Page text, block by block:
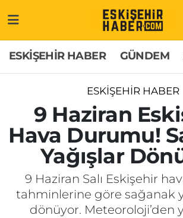
ESKİŞEHİR HABER GÜNDEM
ESKİŞEHİR HABER
9 Haziran
Hava Durumu!
Yağışlar
9 Haziran Salı Eskişehir
tahminlerine göre sağanak
dönüyor. Meteoroloji’den
GÜNDEM
ASAYİŞ
SİYASET
EKONOMİ
SAĞLIK
Hakkımızda
İletişim
Künye
Odunpazarı Trafik Yoğunluk
Süper Lig Puan Durumu ve
Tüm Manşetler
Son Dakika Haberleri
Haber Arşivi